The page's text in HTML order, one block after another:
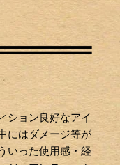
ション良好なアイ
にはダメージ等が
いった使用感・経